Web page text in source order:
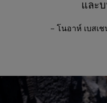
และ
– โนอาห์ เบสเ